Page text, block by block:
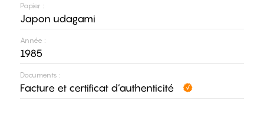
Papier :
Japon udagami
Année :
1985
Documents :
Facture et certificat d’authenticité